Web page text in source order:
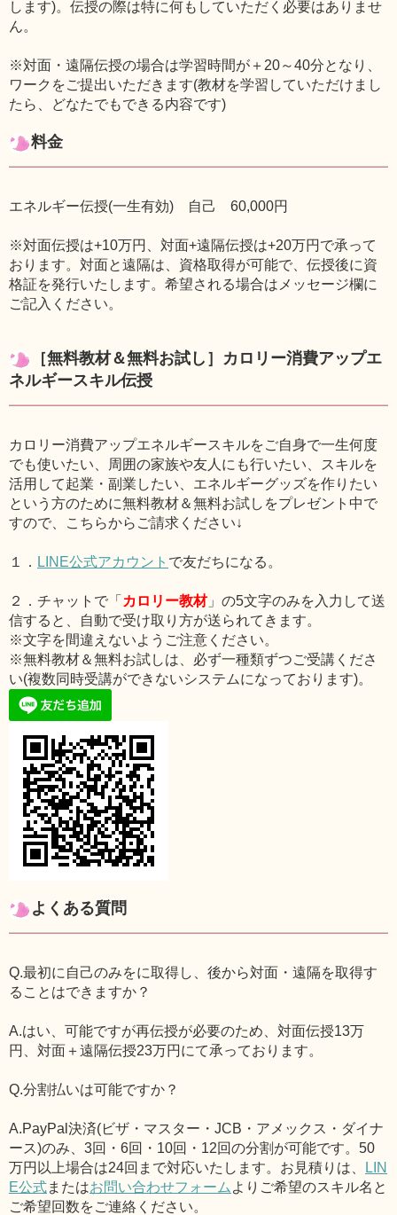
します)。伝授の際は特に何もしていただく必要はありませ
ん。
※対面・遠隔伝授の場合は学習時間が＋20～40分となり、
ワークをご提出いただきます(教材を学習していただけまし
たら、どなたでもできる内容です)
料金
エネルギー伝授(一生有効) 自己 60,000円
※対面伝授は+10万円、対面+遠隔伝授は+20万円で承って
おります。対面と遠隔は、資格取得が可能で、伝授後に資
格証を発行いたします。希望される場合はメッセージ欄に
ご記入ください。
［無料教材＆無料お試し］カロリー消費アップエ
ネルギースキル伝授
カロリー消費アップエネルギースキルをご自身で一生何度
でも使いたい、周囲の家族や友人にも行いたい、スキルを
活用して起業・副業したい、エネルギーグッズを作りたい
という方のために無料教材＆無料お試しをプレゼント中で
すので、こちらからご請求ください↓
１． LINE公式アカウント で友だちになる。
２．チャットで「 カロリー教材」の5文字のみを入力して送
信すると、自動で受け取り方が送られてきます。
※文字を間違えないようご注意ください。
※無料教材＆無料お試しは、必ず一種類ずつご受講くださ
い(複数同時受講ができないシステムになっております)。
よくある質問
Q.最初に自己のみをに取得し、後から対面・遠隔を取得す
ることはできますか？
A.はい、可能ですが再伝授が必要のため、対面伝授13万
円、対面＋遠隔伝授23万円にて承っております。
Q.分割払いは可能ですか？
A.PayPal決済(ビザ・マスター・JCB・アメックス・ダイナ
ース)のみ、3回・6回・10回・12回の分割が可能です。50
万円以上場合は24回まで対応いたします。お見積りは、
LIN
E公式またはお問い合わせフォーム よりご希望のスキル名と
ご希望回数をご連絡ください。